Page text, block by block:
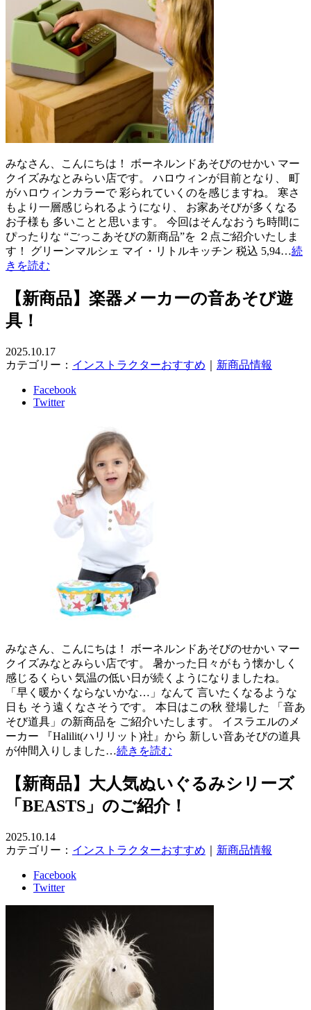
みなさん、こんにちは！ ボーネルンドあそびのせかい マー
クイズみなとみらい店です。 ハロウィンが目前となり、 町
がハロウィンカラーで 彩られていくのを感じますね。 寒さ
もより一層感じられるようになり、 お家あそびが多くなる
お子様も 多いことと思います。 今回はそんなおうち時間に
ぴったりな “ごっこあそびの新商品”を ２点ご紹介いたしま
す！ グリーンマルシェ マイ・リトルキッチン 税込 5,94…続
きを読む
【新商品】楽器メーカーの音あそび遊
具！
2025.10.17
カテゴリー： インストラクターおすすめ 新商品情報
Facebook
Twitter
みなさん、こんにちは！ ボーネルンドあそびのせかい マー
クイズみなとみらい店です。 暑かった日々がもう懐かしく
感じるくらい 気温の低い日が続くようになりましたね。
「早く暖かくならないかな…」なんて 言いたくなるような
日も そう遠くなさそうです。 本日はこの秋 登場した 「音あ
そび道具」の新商品を ご紹介いたします。 イスラエルのメ
ーカー 『Halilit(ハリリット)社』から 新しい音あそびの道具
が仲間入りしました…続きを読む
【新商品】大人気ぬいぐるみシリーズ
「BEASTS」のご紹介！
2025.10.14
カテゴリー： インストラクターおすすめ 新商品情報
Facebook
Twitter